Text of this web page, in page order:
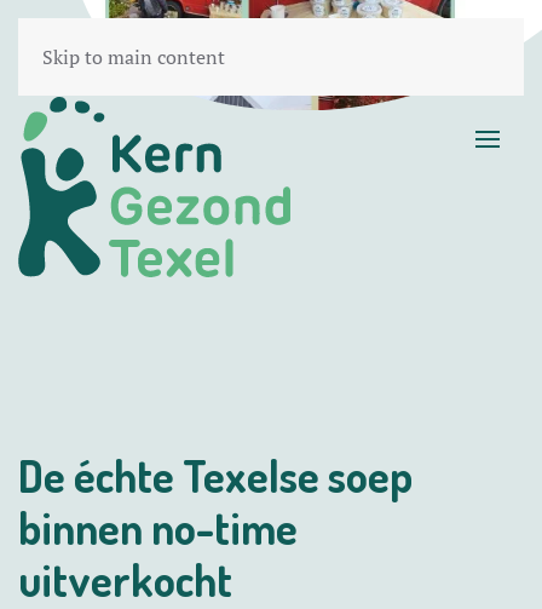
Skip to main content
De échte Texelse soep
binnen no-time
uitverkocht